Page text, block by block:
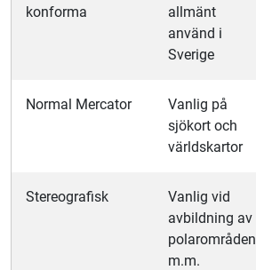
konforma
allmänt
använd i
Sverige
Normal Mercator
Vanlig på
sjökort och
världskartor
Stereografisk
Vanlig vid
avbildning av
polarområden
m.m.